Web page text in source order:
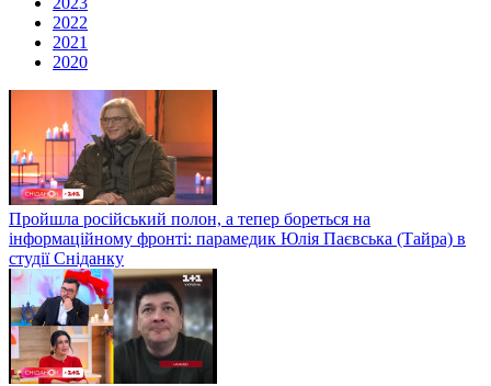
2022
2021
2020
Пройшла російський полон, а тепер бореться на
інформаційному фронті: парамедик Юлія Паєвська (Тайра) в
студії Сніданку